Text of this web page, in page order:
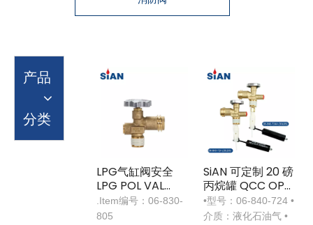
产品
分类
LPG气缸阀安全
LPG POL VAL
VOR墨西哥
.Item编号：06-830-
805
SiAN 可定制 20 磅
丙烷罐 QCC OPD
溢流阀出售
•型号：06-840-724 •
介质：液化石油气 •